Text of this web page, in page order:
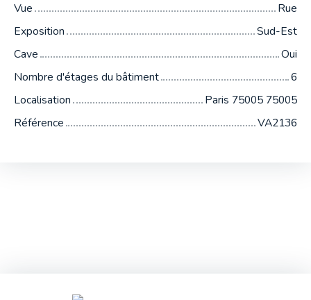
Vue
Rue
Exposition
Sud-Est
Cave
Oui
Nombre d'étages du bâtiment
6
Localisation
Paris 75005 75005
Référence
VA2136